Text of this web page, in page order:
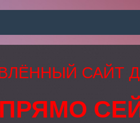
САЙТ